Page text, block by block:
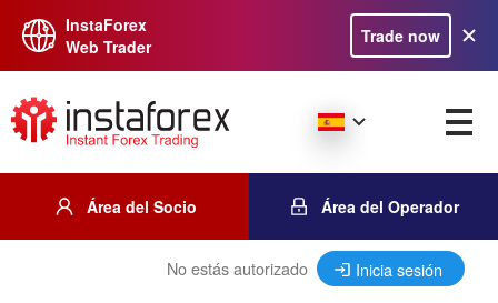
InstaForex
Web Trader
Trade now
Área del Socio Área del Operador
No estás autorizado Inicia sesión